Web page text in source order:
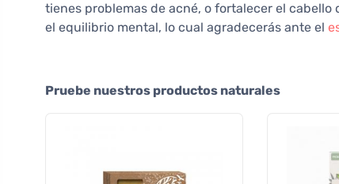
tienes problemas de acné, o fortalecer el
el equilibrio mental, lo cual agradecerás ante el
Pruebe nuestros productos naturales